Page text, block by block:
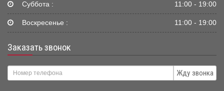
Суббота : 11:00 - 19:00
Воскресенье : 11:00 - 19:00
Заказать звонок
Жду звонка